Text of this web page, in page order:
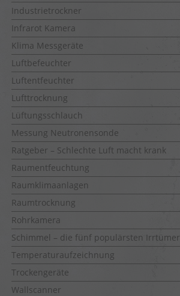
Industrietrockner
Infrarot Kamera
Klima Messgeräte
Luftbefeuchter
Luftentfeuchter
Lufttrocknung
Lüftungsschlauch
Messung Neutronensonde
Ratgeber – Schlechte Luft macht krank
Raumentfeuchtung
Raumklimaanlagen
Raumtrocknung
Rohrkamera
Schimmel – die fünf populärsten Irrtümer
Temperaturaufzeichnung
Trockengeräte
Wallscanner